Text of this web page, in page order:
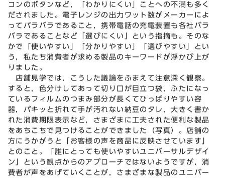
コンのボタンなど，「わかりにくい」ことへの不満も多く
だされました。電子レンジの出力ワット数がメーカーによ
ってバラバラであること，携帯電話の充電装置も各社バラ
バラであることなど「選びにくい」という指摘も。そのな
かで「使いやすい」「分かりやすい」「選びやすい」とい
う，私たち消費者が求める製品のキーワードが浮かび上が
りました。
店舗見学では，こうした議論をふまえて注意深く観察。
すると，色分けしてあって切り口が目立つ袋，ふたになっ
ているフィルムのつまみ部分が長くてひっぱりやすい容
器，パキッと折れて手が汚れない納豆のタレ，大きく書か
れた消費期限表示など，さまざまに工夫された便利な製品
をあちこちで見つけることができました（写真）。店舗の
方にうかがうと「お客様の声を商品に反映させています」
とのこと。「誰にとっても使いやすいユニバーサルデザイ
ン」という観点からのアプローチではないようですが，消
費者が声をあげていくことが，さまざまな製品のユニバー